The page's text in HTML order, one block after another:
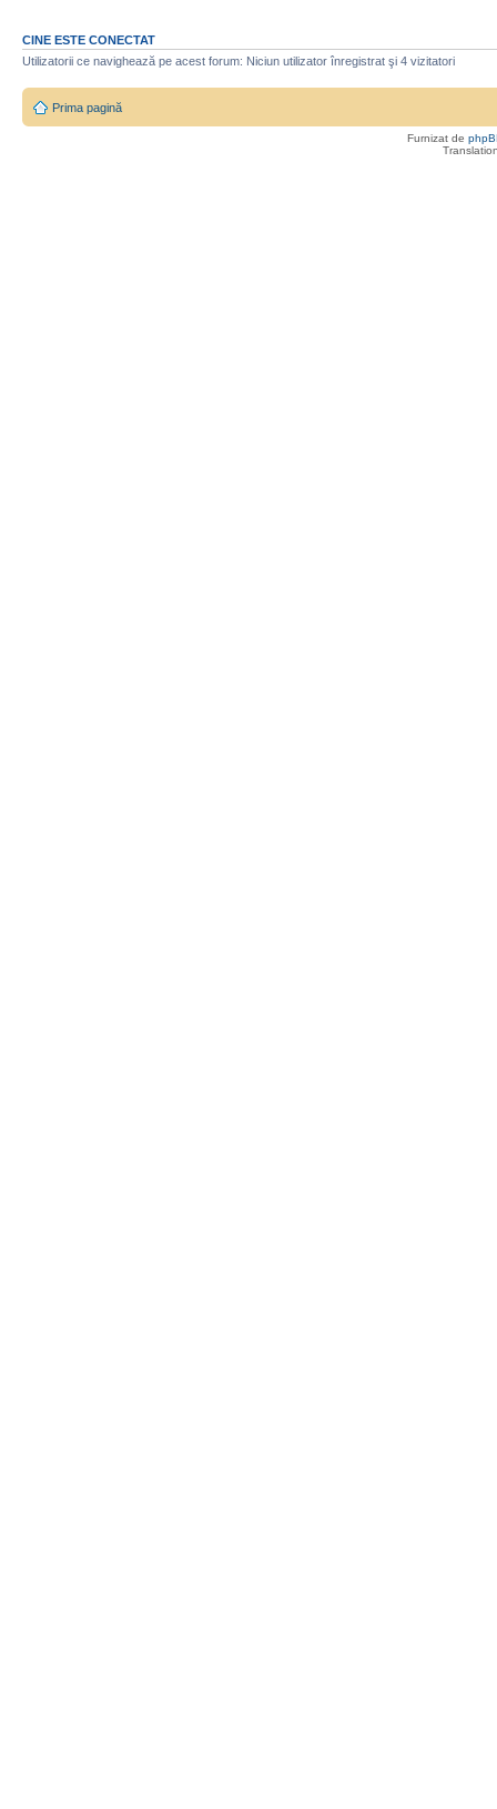
CINE ESTE CONECTAT
Utilizatorii ce navighează pe acest forum: Niciun utilizator înregistrat şi 4 vizitatori
Prima pagină
Furnizat de